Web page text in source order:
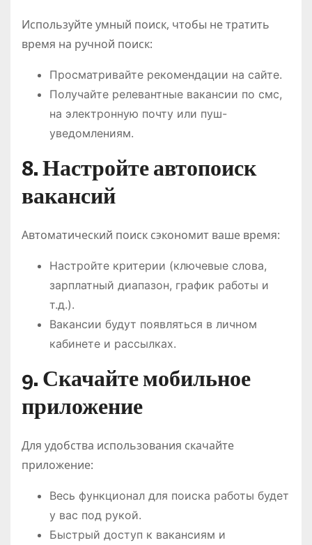
Используйте умный поиск, чтобы не тратить
время на ручной поиск:
Просматривайте рекомендации на сайте.
Получайте релевантные вакансии по смс,
на электронную почту или пуш-
уведомлениям.
8. Настройте автопоиск
вакансий
Автоматический поиск сэкономит ваше время:
Настройте критерии (ключевые слова,
зарплатный диапазон, график работы и
т.д.).
Вакансии будут появляться в личном
кабинете и рассылках.
9. Скачайте мобильное
приложение
Для удобства использования скачайте
приложение:
Весь функционал для поиска работы будет
у вас под рукой.
Быстрый доступ к вакансиям и